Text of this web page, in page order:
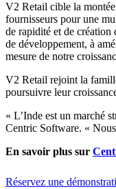
V2 Retail cible la
fournisseurs pour une
de rapidité et de
de développement, à
mesure de notre
V2 Retail rejoint la
poursuivre leur
« L’Inde est un marché
Centric Software. «
En savoir plus sur
Réservez une